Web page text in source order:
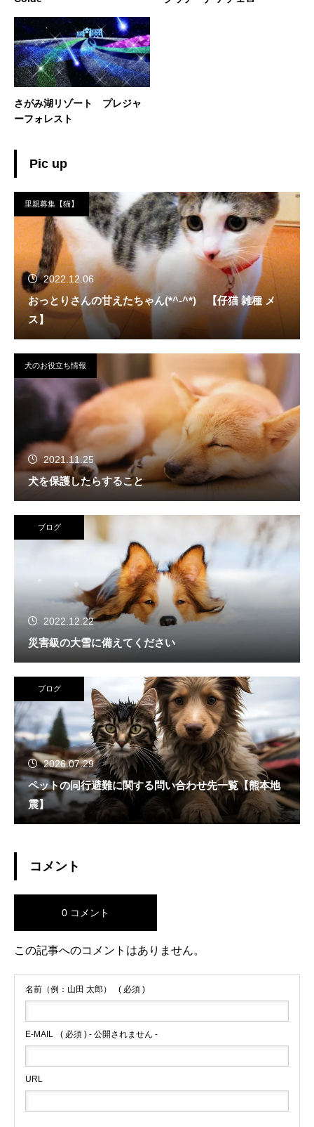
さがみ湖リゾート プレジャ
ーフォレスト
Pic up
里親募集【猫】
2022.12.06
おっとりさんの甘えたちゃん(*^-^*) 【仔猫 雑種 メ
ス】
犬のお役立ち情報
2021.11.25
犬を保護したらすること
ブログ
2022.12.22
災害級の大雪に備えてください
ブログ
2026.07.29
ペットの同行避難に関する問い合わせ先一覧【熊本地
震】
コメント
0 コメント
この記事へのコメントはありません。
名前（例：山田 太郎） ( 必須 )
E-MAIL ( 必須 ) - 公開されません -
URL